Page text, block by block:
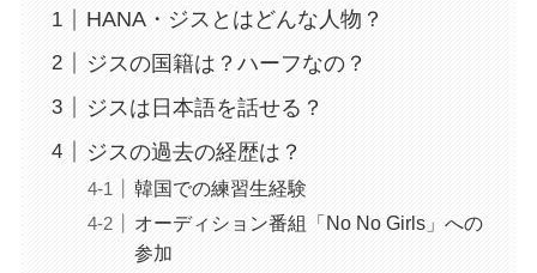
HANA・ジスとはどんな人物？
ジスの国籍は？ハーフなの？
ジスは日本語を話せる？
ジスの過去の経歴は？
韓国での練習生経験
オーディション番組「No No Girls」への
参加